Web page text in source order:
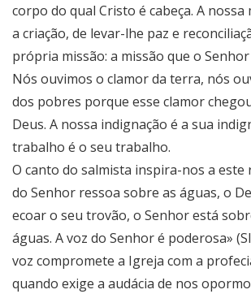
corpo do qual Cristo é cabeça. A nossa
a criação, de levar-lhe paz e
própria missão: a missão que o
Nós ouvimos o clamor da terra, nós
dos pobres porque esse clamor
Deus. A nossa indignação é a sua
trabalho é o seu trabalho.
O canto do salmista inspira-nos a este
do Senhor ressoa sobre as águas, o
ecoar o seu trovão, o Senhor está
águas. A voz do Senhor é poderosa»
voz compromete a Igreja com a
quando exige a audácia de nos